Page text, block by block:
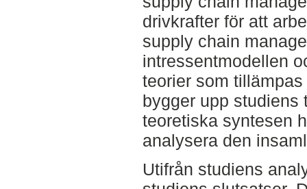
drivkrafter för att
supply chain
intressentmodellen
teorier som
bygger upp studiens
teoretiska syntesen
analysera den
Utifrån studiens